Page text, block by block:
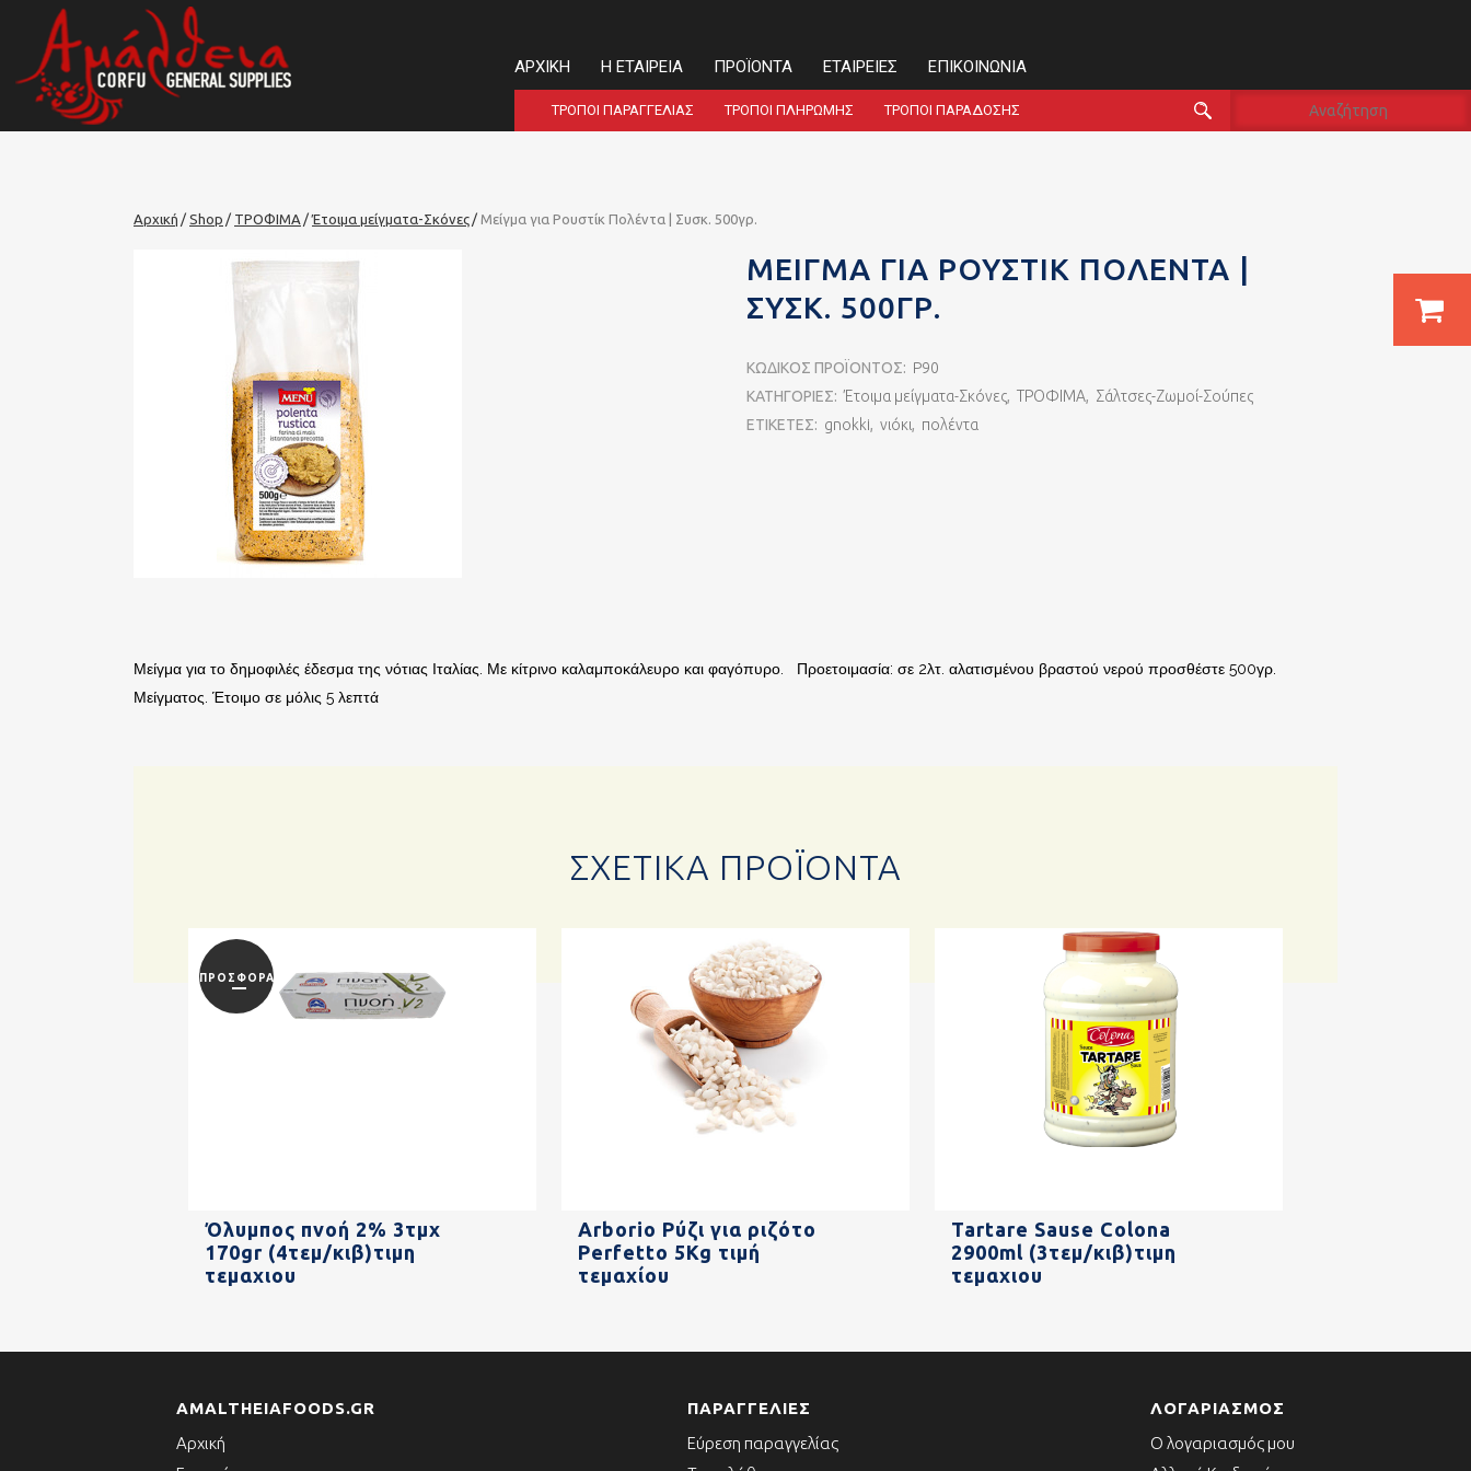
ΑΡΧΙΚΉ Η ΕΤΑΙΡΕΊΑ ΠΡΟΪΌΝΤΑ ΕΤΑΙΡΕΊΕΣ ΕΠΙΚΟΙΝΩΝΊΑ
ΤΡΌΠΟΙ ΠΑΡΑΓΓΕΛΊΑΣ ΤΡΌΠΟΙ ΠΛΗΡΩΜΉΣ ΤΡΌΠΟΙ ΠΑΡΆΔΟΣΗΣ
Αρχική Shop ΤΡΟΦΙΜΑ Έτοιμα μείγματα-Σκόνες Μείγμα για Ρουστίκ Πολέντα | Συσκ. 500γρ.
ΜΕΊΓΜΑ ΓΙΑ ΡΟΥΣΤΊΚ ΠΟΛΈΝΤΑ |
ΣΥΣΚ. 500ΓΡ.
ΚΩΔΙΚΌΣ ΠΡΟΪΌΝΤΟΣ: P90
ΚΑΤΗΓΟΡΊΕΣ: Έτοιμα μείγματα-Σκόνες, ΤΡΟΦΙΜΑ, Σάλτσες-Ζωμοί-Σούπες
ΕΤΙΚΈΤΕΣ: gnokki, νιόκι, πολέντα
Μείγμα για το δημοφιλές έδεσμα της νότιας Ιταλίας. Με κίτρινο καλαμποκάλευρο και φαγόπυρο. Προετοιμασία: σε 2λτ. αλατισμένου βραστού νερού προσθέστε 500γρ.
Μείγματος. Έτοιμο σε μόλις 5 λεπτά
ΣΧΕΤΙΚΆ ΠΡΟΪΌΝΤΑ
ΠΡΟΣΦΟΡΆ
Όλυμπος πνοή 2% 3τμχ
170gr (4τεμ/κιβ)τιμη
τεμαχιου
Arborio Ρύζι για ριζότο
Perfetto 5Kg τιμή
τεμαχίου
Tartare Sause Colona
2900ml (3τεμ/κιβ)τιμη
τεμαχιου
AMALTHEIAFOODS.GR
Αρχική
ΠΑΡΑΓΓΕΛΊΕΣ
Εύρεση παραγγελίας
ΛΟΓΑΡΙΑΣΜΌΣ
Ο λογαριασμός μου